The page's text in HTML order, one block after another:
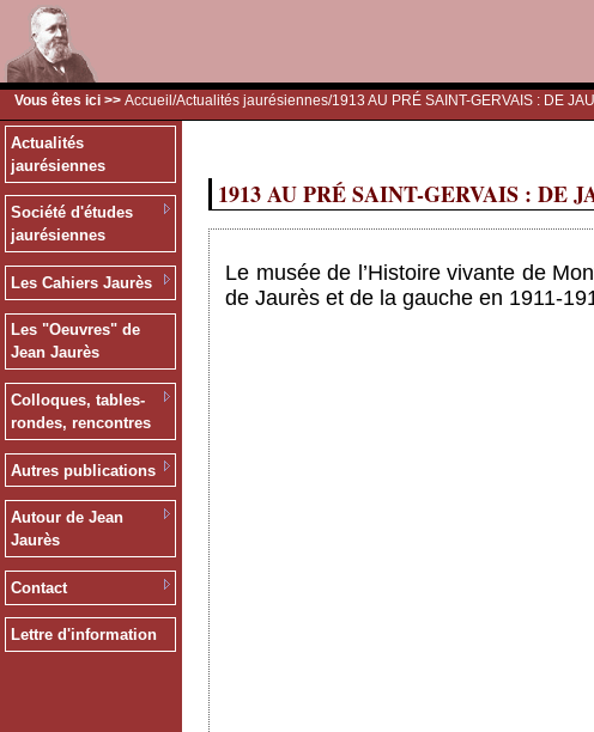
Vous êtes ici >> Accueil /Actualités jaurésiennes/1913 AU PRÉ SAINT-GERVAIS : DE
Actualités
jaurésiennes
Société d'études
jaurésiennes
Les Cahiers Jaurès
Les "Oeuvres" de
Jean Jaurès
Colloques, tables-
rondes, rencontres
Autres publications
Autour de Jean
Jaurès
Contact
Lettre d'information
1913 AU PRÉ SAINT-GERVAIS : DE
Le musée de l’Histoire vivante de
de Jaurès et de la gauche en 1911-